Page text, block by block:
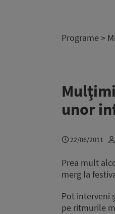
Programe >
unor
22/06/2011
Prea mult
merg la
Pot interveni
pe ritmurile